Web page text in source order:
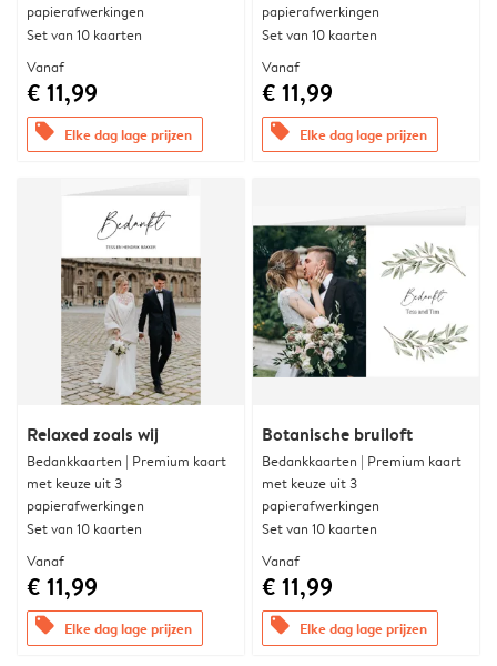
papierafwerkingen
Set van 10 kaarten
Vanaf
€ 11,99
offers Elke dag lage prijzen
papierafwerkingen
Set van 10 kaarten
Vanaf
€ 11,99
offers Elke dag lage prijzen
Relaxed zoals wij
Bedankkaarten | Premium kaart
met keuze uit 3
papierafwerkingen
Set van 10 kaarten
Vanaf
€ 11,99
offers Elke dag lage prijzen
Botanische bruiloft
Bedankkaarten | Premium kaart
met keuze uit 3
papierafwerkingen
Set van 10 kaarten
Vanaf
€ 11,99
offers Elke dag lage prijzen